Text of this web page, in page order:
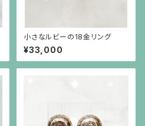
小さなルビーの18金リング
¥33,000